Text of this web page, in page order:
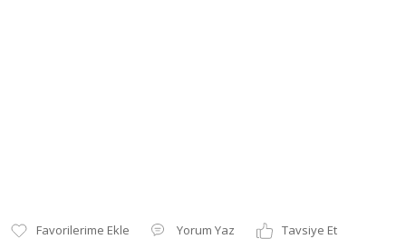
Yorum Yaz
Tavsiye Et